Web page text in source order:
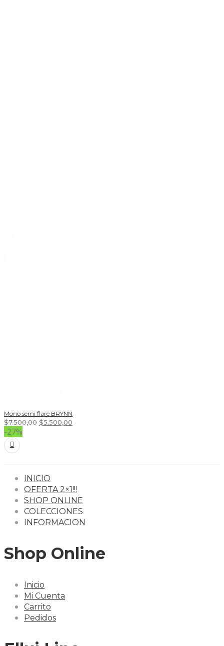
Mono semi flare BRYNN
$7.500,00 $5.500,00
-27%
INICIO
OFERTA 2×1!!!
SHOP ONLINE
COLECCIONES
INFORMACION
Shop Online
Inicio
Mi Cuenta
Carrito
Pedidos